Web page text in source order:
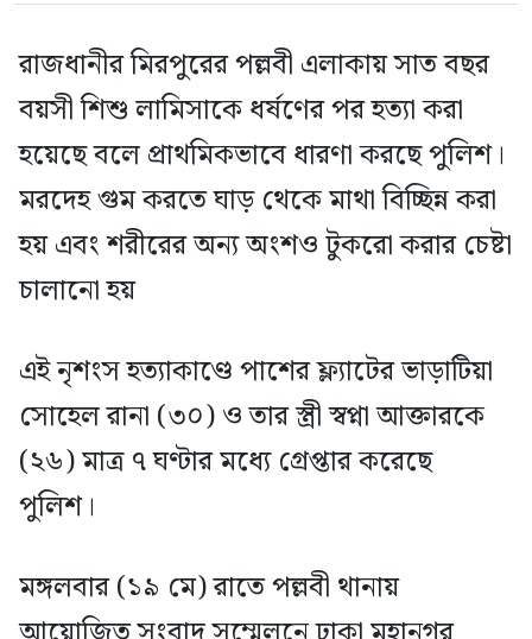
রাজধানীর মিরপুরের পল্লবী এলাকায় সাত বছর
বয়সী শিশু লামিসাকে ধর্ষণের পর হত্যা করা
হয়েছে বলে প্রাথমিকভাবে ধারণা করছে পুলিশ।
মরদেহ গুম করতে ঘাড় থেকে মাথা বিচ্ছিন্ন করা
হয় এবং শরীরের অন্য অংশও টুকরো করার চেষ্টা
চালানো হয়
এই নৃশংস হত্যাকাণ্ডে পাশের ফ্ল্যাটের ভাড়াটিয়া
সোহেল রানা (৩০) ও তার স্ত্রী স্বপ্না আক্তারকে
(২৬) মাত্র ৭ ঘণ্টার মধ্যে গ্রেপ্তার করেছে
পুলিশ।
মঙ্গলবার (১৯ মে) রাতে পল্লবী থানায়